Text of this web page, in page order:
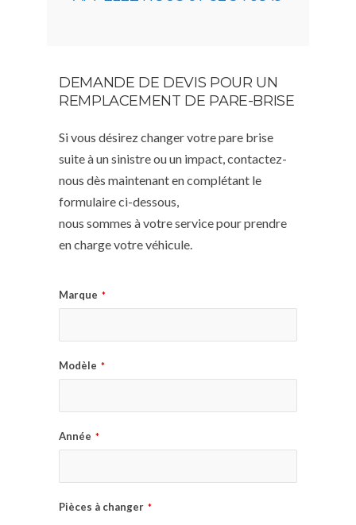
DEMANDE DE DEVIS POUR UN
REMPLACEMENT DE PARE-BRISE
Si vous désirez changer votre pare brise
suite à un sinistre ou un impact, contactez-
nous dès maintenant en complétant le
formulaire ci-dessous,
nous sommes à votre service pour prendre
en charge votre véhicule.
Marque *
Modèle *
Année *
Pièces à changer *